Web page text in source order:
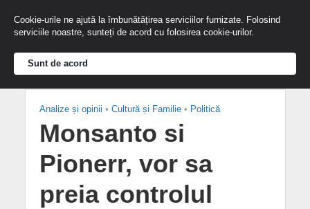
Analize și opinii • Cultură și Familie • Politică
Monsanto si
Pionerr, vor sa
preia controlul
Cookie-urile ne ajută la îmbunătățirea serviciilor furnizate. Folosind
serviciile noastre, sunteți de acord cu folosirea cookie-urilor.
Sunt de acord